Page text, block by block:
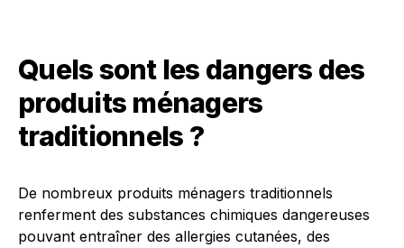
Quels sont les dangers des
produits ménagers
traditionnels ?
De nombreux produits ménagers traditionnels
renferment des substances chimiques dangereuses
pouvant entraîner des allergies cutanées, des